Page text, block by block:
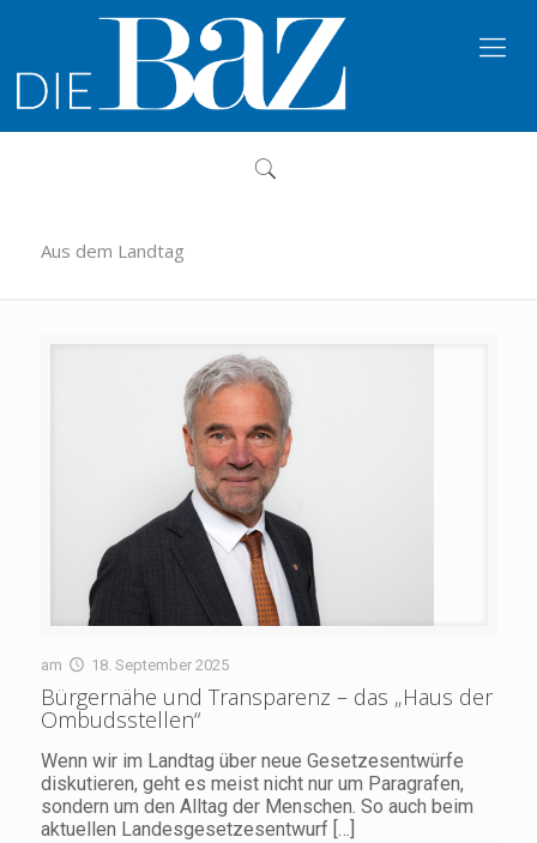
Aus dem Landtag
am 18. September 2025
Bürgernähe und Transparenz – das „Haus der
Ombudsstellen“
Wenn wir im Landtag über neue Gesetzesentwürfe
diskutieren, geht es meist nicht nur um Paragrafen,
sondern um den Alltag der Menschen. So auch beim
aktuellen Landesgesetzesentwurf[…]